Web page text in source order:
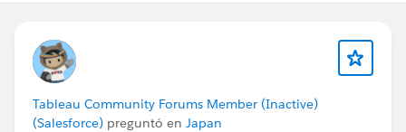
Tableau Community Forums Member (Inactive)
(Salesforce) preguntó en Japan